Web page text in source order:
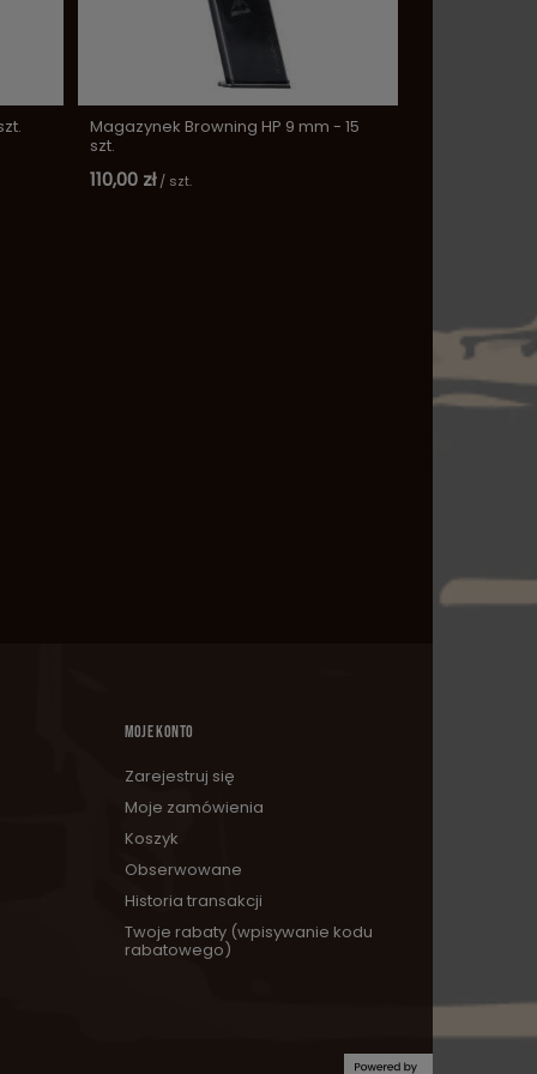
Magazynek Browning HP 9 mm - 15
szt.
110,00 zł / szt.
MOJE KONTO
Zarejestruj się
Moje zamówienia
Koszyk
Obserwowane
Historia transakcji
Twoje rabaty (wpisywanie kodu
rabatowego)